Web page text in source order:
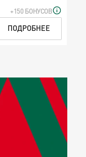
+150 БОНУСОВ
ПОДРОБНЕЕ